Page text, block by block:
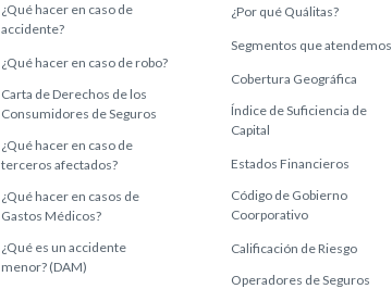
¿Qué hacer en caso de
accidente?
¿Qué hacer en caso de robo?
Carta de Derechos de los
Consumidores de Seguros
¿Qué hacer en caso de
terceros afectados?
¿Qué hacer en casos de
Gastos Médicos?
¿Qué es un accidente
menor? (DAM)
¿Por qué Quálitas?
Segmentos que atendemos
Cobertura Geográfica
Índice de Suficiencia de
Capital
Estados Financieros
Código de Gobierno
Coorporativo
Calificación de Riesgo
Operadores de Seguros